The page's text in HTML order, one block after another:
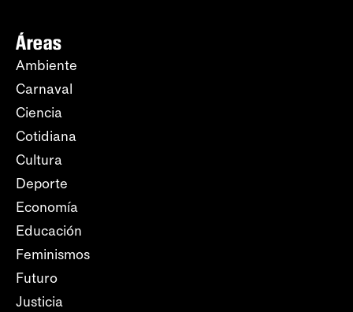
Áreas
Ambiente
Carnaval
Ciencia
Cotidiana
Cultura
Deporte
Economía
Educación
Feminismos
Futuro
Justicia